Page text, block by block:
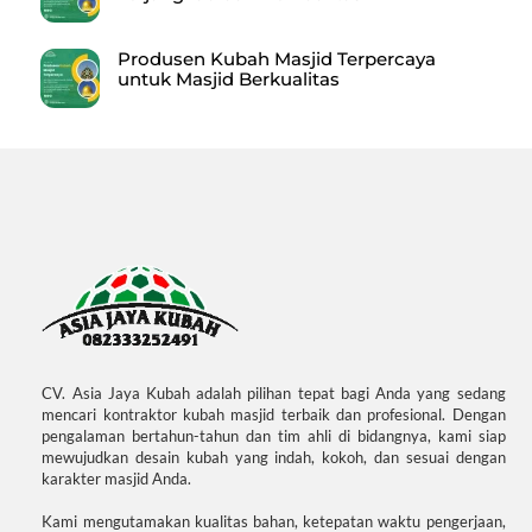
Produsen Kubah Masjid Terpercaya
untuk Masjid Berkualitas
CV. Asia Jaya Kubah adalah pilihan tepat bagi Anda yang sedang
mencari kontraktor kubah masjid terbaik dan profesional. Dengan
pengalaman bertahun-tahun dan tim ahli di bidangnya, kami siap
mewujudkan desain kubah yang indah, kokoh, dan sesuai dengan
karakter masjid Anda.
Kami mengutamakan kualitas bahan, ketepatan waktu pengerjaan,